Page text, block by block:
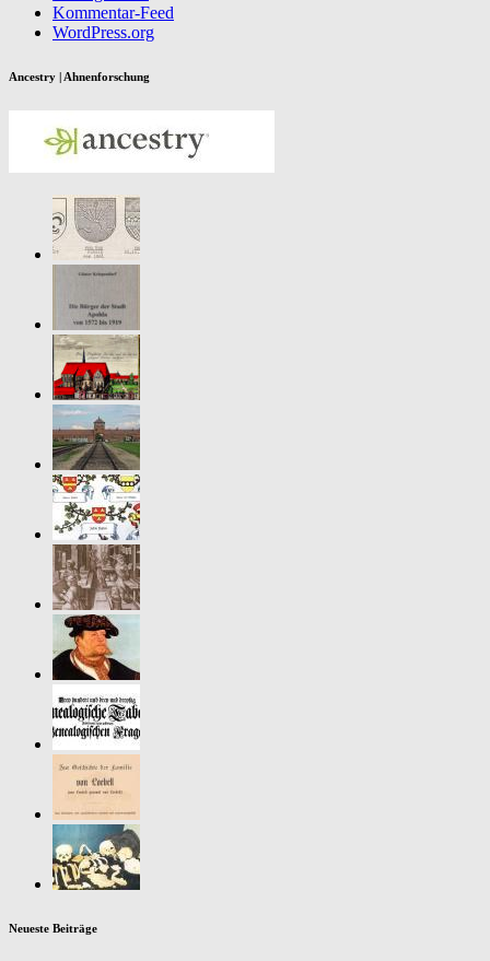
Kommentar-Feed
WordPress.org
Ancestry | Ahnenforschung
Neueste Beiträge